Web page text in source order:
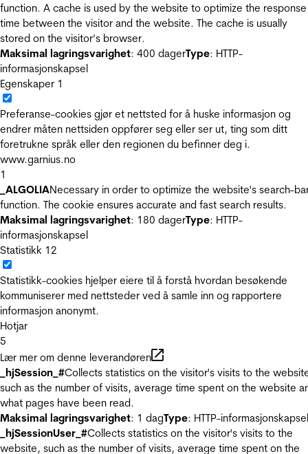
function. A cache is used by the website to optimize the response
time between the visitor and the website. The cache is usually
stored on the visitor’s browser.
Maksimal lagringsvarighet: 400 dagerType: HTTP-
informasjonskapsel
Egenskaper 1
Preferanse-cookies gjør et nettsted for å huske informasjon og
endrer måten nettsiden oppfører seg eller ser ut, ting som ditt
foretrukne språk eller den regionen du befinner deg i.
www.garnius.no
1
_ALGOLIANecessary in order to optimize the website's search-
function. The cookie ensures accurate and fast search results.
Maksimal lagringsvarighet: 180 dagerType: HTTP-
informasjonskapsel
Statistikk 12
Statistikk-cookies hjelper eiere til å forstå hvordan besøkende
kommuniserer med nettsteder ved å samle inn og rapportere
informasjon anonymt.
Hotjar
5
Lær mer om denne leverandøren
_hjSession_#Collects statistics on the visitor's visits to the
such as the number of visits, average time spent on the website
what pages have been read.
Maksimal lagringsvarighet: 1 dagType: HTTP-informasjonskapsel
_hjSessionUser_#Collects statistics on the visitor's visits to the
website, such as the number of visits, average time spent on the